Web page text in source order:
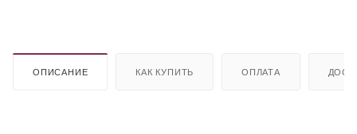
ОПИСАНИЕ КАК КУПИТЬ ОПЛАТА